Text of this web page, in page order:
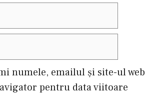
numele, emailul și site-ul web
pentru data viitoare